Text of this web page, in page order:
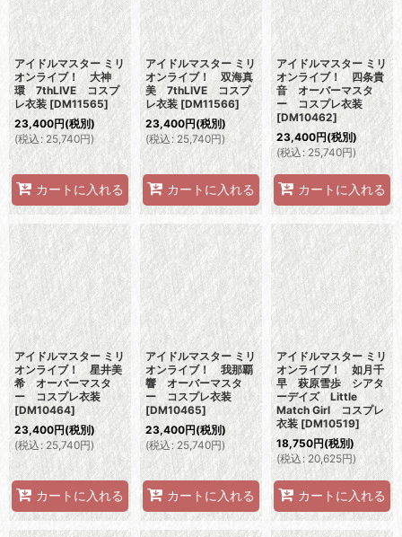
絞り込む
アイドルマスター ミリ
オンライブ！ 大神
環 7thLIVE コスプ
レ衣装 [DM11565]
23,400円(税別)
(税込: 25,740円)
カートに入れる
アイドルマスター ミリ
オンライブ！ 双海真
美 7thLIVE コスプ
レ衣装 [DM11566]
23,400円(税別)
(税込: 25,740円)
カートに入れる
アイドルマスター ミリ
オンライブ！ 四条貴
音 オーバーマスタ
ー コスプレ衣装
[DM10462]
23,400円(税別)
(税込: 25,740円)
カートに入れる
アイドルマスター ミリ
オンライブ！ 星井美
希 オーバーマスタ
ー コスプレ衣装
[DM10464]
23,400円(税別)
(税込: 25,740円)
カートに入れる
アイドルマスター ミリ
オンライブ！ 我那覇
響 オーバーマスタ
ー コスプレ衣装
[DM10465]
23,400円(税別)
(税込: 25,740円)
カートに入れる
アイドルマスター ミリ
オンライブ！ 如月千
早 萩原雪歩 シアタ
ーデイズ Little
Match Girl コスプレ
衣装 [DM10519]
18,750円(税別)
(税込: 20,625円)
カートに入れる